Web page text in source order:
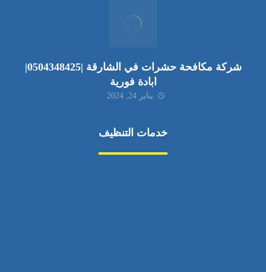
شركة مكافحة حشرات في الشارقة |0504348425|
ابادة فورية
يناير 24, 2024
خدمات التنظيف